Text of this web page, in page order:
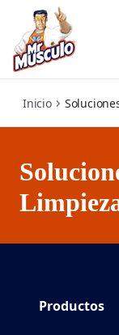
cleaning-tips
Inicio
Productos